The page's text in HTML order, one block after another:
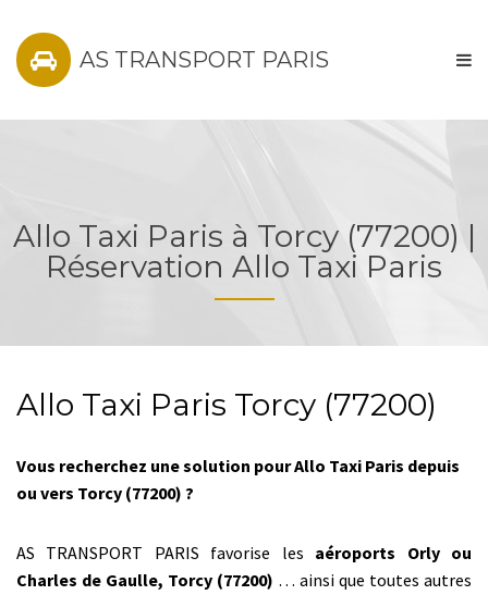
AS TRANSPORT PARIS
Allo Taxi Paris à Torcy (77200) |
Réservation Allo Taxi Paris
Allo Taxi Paris Torcy (77200)
Vous recherchez une solution pour Allo Taxi Paris depuis
ou vers Torcy (77200) ?
AS TRANSPORT PARIS favorise les aéroports Orly ou
Charles de Gaulle, Torcy (77200) … ainsi que toutes autres